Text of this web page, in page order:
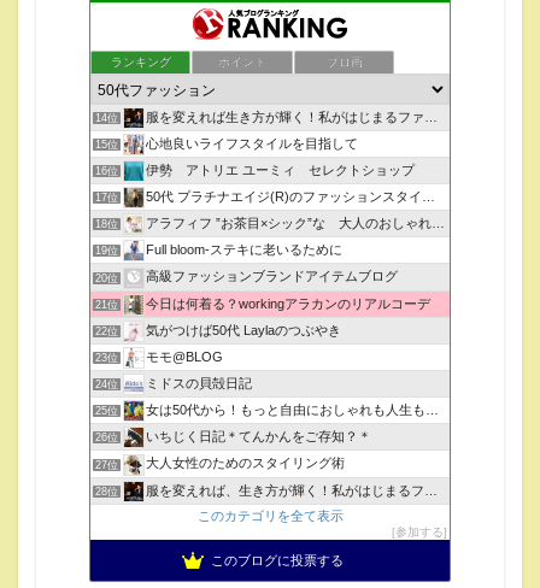
ランキング ポイント ブロ画
14位 服を変えれば生き方が輝く！私がはじまるファッションコーデ
15位 心地良いライフスタイルを目指して
16位 伊勢 アトリエ ユーミィ セレクトショップ
17位 50代 プラチナエイジ(R)のファッションスタイル革命！
18位 アラフィフ ”お茶目×シック”な 大人のおしゃれの法則
19位 Full bloom-ステキに老いるために
20位 高級ファッションブランドアイテムブログ
21位 今日は何着る？workingアラカンのリアルコーデ
22位 気がつけば50代 Laylaのつぶやき
23位 モモ@BLOG
24位 ミドスの貝殻日記
25位 女は50代から！もっと自由におしゃれも人生もチャレンジ！
26位 いちじく日記＊てんかんをご存知？＊
27位 大人女性のためのスタイリング術
28位
服を変えれば、生き方が輝く！私がはじまるファッションコーデ
このカテゴリを全て表示
参加する
このブログに投票する